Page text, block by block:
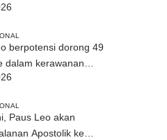
energi, pupuk, dan
berpotensi dorong 49
dalam kerawanan
Paus Leo akan
Apostolik ke